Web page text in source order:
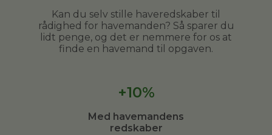
Kan du selv stille haveredskaber til
rådighed for havemanden? Så sparer du
lidt penge, og det er nemmere for os at
finde en havemand til opgaven.
+10%
Med havemandens
redskaber